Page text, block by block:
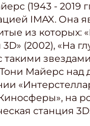
(1943 - 2019
IMAX. Она
из которых:
(2002), «На
такими
Майерс над
на
станция